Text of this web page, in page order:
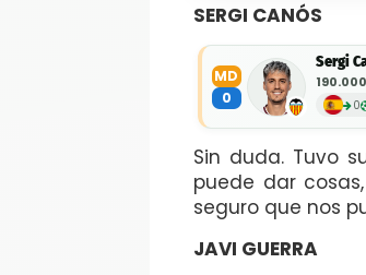
SERGI CANÓS
MD
0
Sergi
0
Sin duda. Tuvo
puede dar
seguro que nos
JAVI GUERRA